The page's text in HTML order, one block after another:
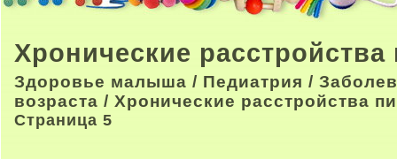
Хронические расстройства
Здоровье малыша / Педиатрия /
возраста / Хронические расстройства
Страница 5